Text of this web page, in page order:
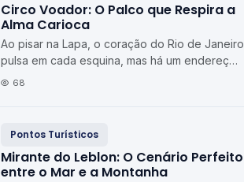
Circo Voador: O Palco que Respira a
Alma Carioca
Ao pisar na Lapa, o coração do Rio de Janeiro
pulsa em cada esquina, mas há um endereço
que captura essa energia como poucos: o
68
Pontos Turísticos
Mirante do Leblon: O Cenário Perfeito
entre o Mar e a Montanha